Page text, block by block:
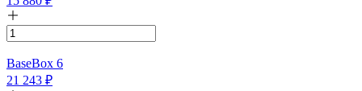
BaseBox 6
21 243 ₽